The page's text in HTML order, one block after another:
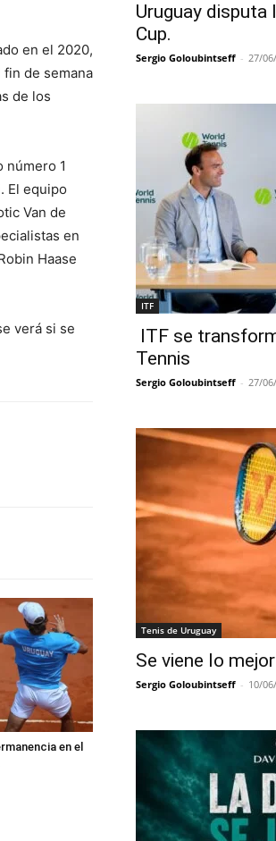
en el 2020,
de semana
de los
número 1
El equipo
Van de
en
Haase
verá si se
en el
Uruguay disputa
Cup.
Sergio Goloubintseff - 27/
ITF
ITF se
Tennis
Sergio Goloubintseff - 27/
Tenis de Uruguay
Se viene lo
Sergio Goloubintseff - 10/